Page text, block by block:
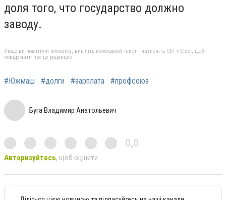
доля того, что государство должно
заводу.
Якщо ви помітили помилку, виділіть необхідний текст і натисніть Ctrl + Enter, щоб
повідомити про це редакцію
#Южмаш #долги #зарплата #профсоюз
Буга Владимир Анатольевич
0,0
Авторизуйтесь, щоб оцінити